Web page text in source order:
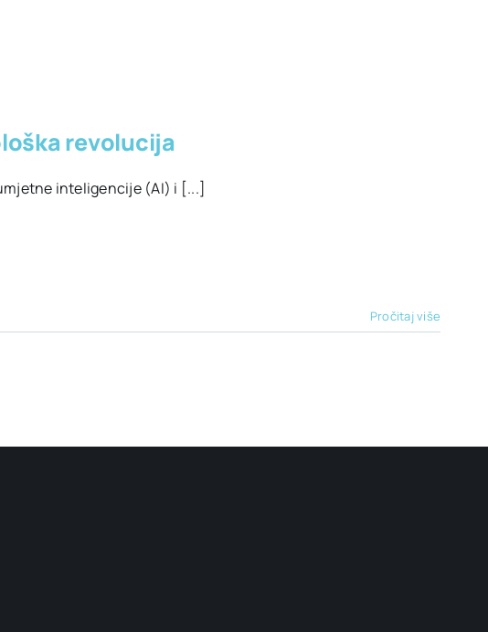
revolucija
inteligencije (AI) i [...]
Pročitaj više